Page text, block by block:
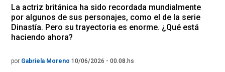
La actriz británica ha sido recordada mundialmente
por algunos de sus personajes, como el de la serie
Dinastía. Pero su trayectoria es enorme. ¿Qué está
haciendo ahora?
por Gabriela Moreno 10/06/2026 - 00.08.hs